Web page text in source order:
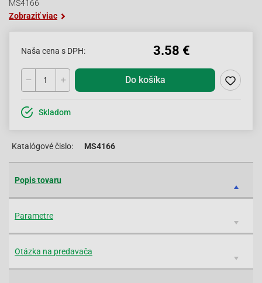
MS4166
Zobraziť viac
Naša cena s DPH: 3.58 €
Do košíka
Skladom
Katalógové čislo: MS4166
Popis tovaru
Parametre
Otázka na predavača